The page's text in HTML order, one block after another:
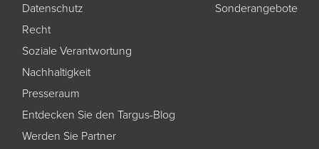
Datenschutz
Recht
Soziale Verantwortung
Nachhaltigkeit
Presseraum
Entdecken Sie den Targus-Blog
Werden Sie Partner
Sonderangebote